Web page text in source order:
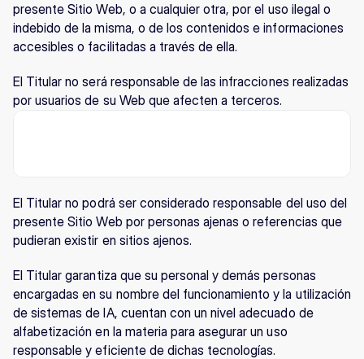
presente Sitio Web, o a cualquier otra, por el uso ilegal o
indebido de la misma, o de los contenidos e informaciones
accesibles o facilitadas a través de ella.
El Titular no será responsable de las infracciones realizadas
por usuarios de su Web que afecten a terceros.
El Titular no podrá ser considerado responsable del uso del
presente Sitio Web por personas ajenas o referencias que
pudieran existir en sitios ajenos.
El Titular garantiza que su personal y demás personas
encargadas en su nombre del funcionamiento y la utilización
de sistemas de IA, cuentan con un nivel adecuado de
alfabetización en la materia para asegurar un uso
responsable y eficiente de dichas tecnologías.